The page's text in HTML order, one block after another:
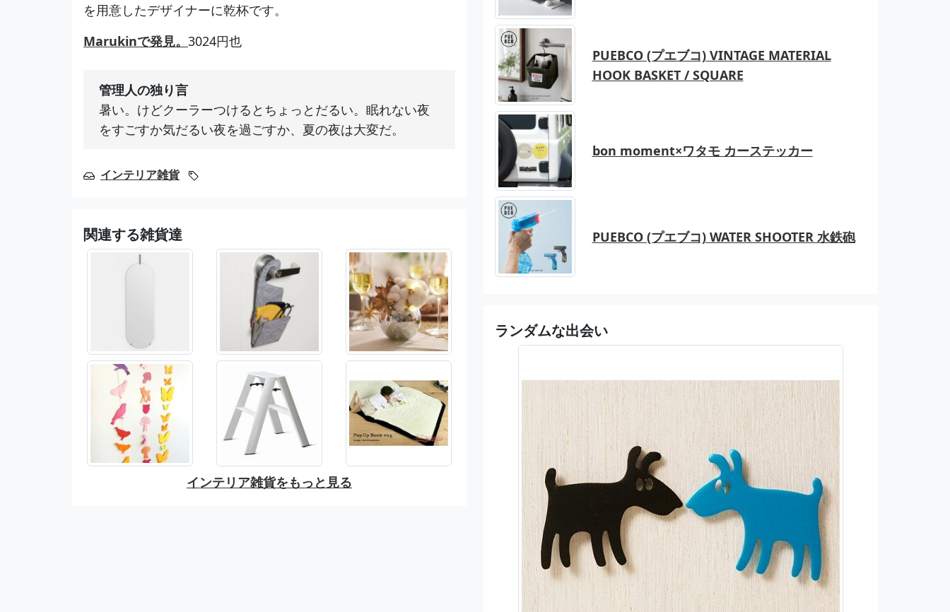
を用意したデザイナーに乾杯です。
Marukinで発見。 3024円也
管理人の独り言
暑い。けどクーラーつけるとちょっとだるい。眠れない夜
をすごすか気だるい夜を過ごすか、夏の夜は大変だ。
インテリア雑貨
関連する雑貨達
インテリア雑貨をもっと見る
PUEBCO (プエブコ) VINTAGE MATERIAL
HOOK BASKET / SQUARE
bon moment×ワタモ カーステッカー
PUEBCO (プエブコ) WATER SHOOTER 水鉄砲
ランダムな出会い